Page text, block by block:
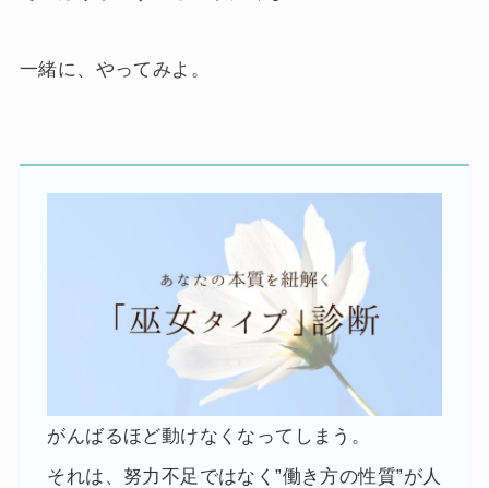
一緒に、やってみよ。
がんばるほど動けなくなってしまう。
それは、努力不足ではなく”働き方の性質”が人